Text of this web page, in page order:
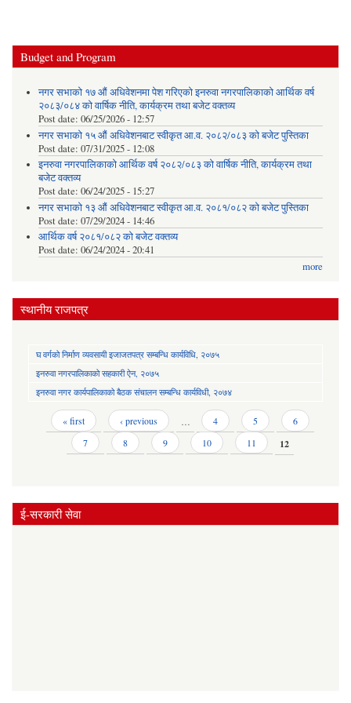
Budget and Program
नगर सभाको १७ औं अधिवेशनमा पेश गरिएको इनरुवा नगरपालिकाको आर्थिक वर्ष
२०८३/०८४ को वार्षिक नीति, कार्यक्रम तथा बजेट वक्तव्य
Post date: 06/25/2026 - 12:57
नगर सभाको १५ औं अधिवेशनबाट स्वीकृत आ.व. २०८२/०८३ को बजेट पुस्तिका
Post date: 07/31/2025 - 12:08
इनरुवा नगरपालिकाको आर्थिक वर्ष २०८२/०८३ को वार्षिक नीति, कार्यक्रम तथा
बजेट वक्तव्य
Post date: 06/24/2025 - 15:27
नगर सभाको १३ औं अधिवेशनबाट स्वीकृत आ.व. २०८१/०८२ को बजेट पुस्तिका
Post date: 07/29/2024 - 14:46
आर्थिक वर्ष २०८१/०८२ को बजेट वक्तव्य
Post date: 06/24/2024 - 20:41
more
स्थानीय राजपत्र
घ वर्गको निर्माण व्यवसायी इजाजतपत्र सम्बन्धि कार्यविधि, २०७५
इनरुवा नगरपालिकाको सहकारी ऐन, २०७५
इनरुवा नगर कार्यपालिकाको बैठक संचालन सम्बन्धि कार्यविधी, २०७४
Pages « first ‹ previous … 4 5
6
7
8 9 10 11 12
ई-सरकारी सेवा